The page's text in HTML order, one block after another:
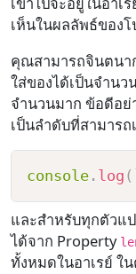
เห็นในผลลัพธ์ของ
คุณสามารถจินตนา
ใส่ของได้เป็นจำน
จำนวนมาก ข้อดีอย่
เป็นลำดับที่สามารถ
console. log (
และสำหรับทุกตัวแ
ได้จาก Property
ทั้งหมดในอาเรย์ ใ